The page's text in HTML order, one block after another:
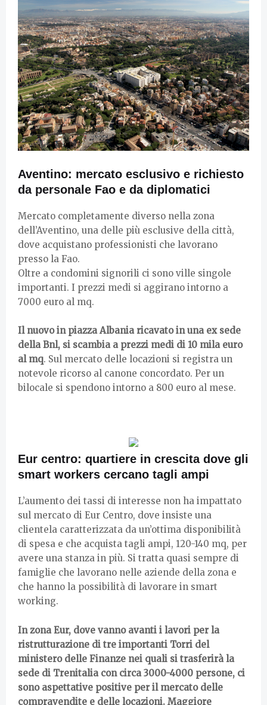
Aventino: mercato esclusivo e richiesto
da personale Fao e da diplomatici
Mercato completamente diverso nella zona
dell’Aventino, una delle più esclusive della città,
dove acquistano professionisti che lavorano
presso la Fao.
Oltre a condomini signorili ci sono ville singole
importanti. I prezzi medi si aggirano intorno a
7000 euro al mq.
Il nuovo in piazza Albania ricavato in una ex sede
della Bnl, si scambia a prezzi medi di 10 mila euro
al mq. Sul mercato delle locazioni si registra un
notevole ricorso al canone concordato. Per un
bilocale si spendono intorno a 800 euro al mese.
Eur centro: quartiere in crescita dove gli
smart workers cercano tagli ampi
L’aumento dei tassi di interesse non ha impattato
sul mercato di Eur Centro, dove insiste una
clientela caratterizzata da un’ottima disponibilità
di spesa e che acquista tagli ampi, 120-140 mq, per
avere una stanza in più. Si tratta quasi sempre di
famiglie che lavorano nelle aziende della zona e
che hanno la possibilità di lavorare in smart
working.
In zona Eur, dove vanno avanti i lavori per la
ristrutturazione di tre importanti Torri del
ministero delle Finanze nei quali si trasferirà la
sede di Trenitalia con circa 3000-4000 persone, ci
sono aspettative positive per il mercato delle
compravendite e delle locazioni. Maggiore